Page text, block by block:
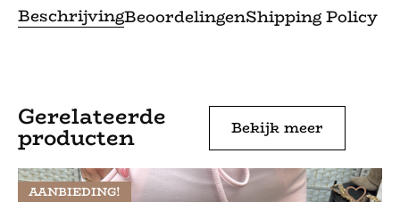
BeschrijvingBeoordelingenShipping Policy
Gerelateerde
producten Bekijk meer
AANBIEDING!